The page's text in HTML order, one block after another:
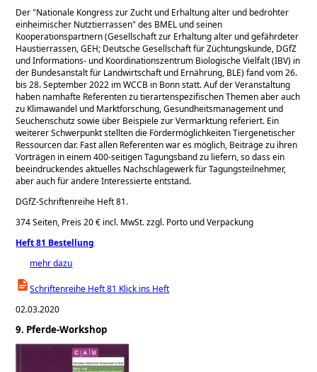
Der Nationale Kongress zur Zucht und Erhaltung alter und bedrohter
einheimischer Nutztierrassen des BMEL und seinen
Kooperationspartnern (Gesellschaft zur Erhaltung alter und gefährdeter
Haustierrassen, GEH; Deutsche Gesellschaft für Züchtungskunde, DGfZ
und Informations- und Koordinationszentrum Biologische Vielfalt (IBV) in
der Bundesanstalt für Landwirtschaft und Ernährung, BLE) fand vom 26.
bis 28. September 2022 im WCCB in Bonn statt. Auf der Veranstaltung
haben namhafte Referenten zu tierartenspezifischen Themen aber auch
zu Klimawandel und Marktforschung, Gesundheitsmanagement und
Seuchenschutz sowie über Beispiele zur Vermarktung referiert. Ein
weiterer Schwerpunkt stellten die Fördermöglichkeiten Tiergenetischer
Ressourcen dar. Fast allen Referenten war es möglich, Beiträge zu ihren
Vorträgen in einem 400-seitigen Tagungsband zu liefern, so dass ein
beeindruckendes aktuelles Nachschlagewerk für Tagungsteilnehmer,
aber auch für andere Interessierte entstand.
DGfZ-Schriftenreihe Heft 81.
374 Seiten, Preis 20 € incl. MwSt. zzgl. Porto und Verpackung
Heft 81 Bestellung
mehr dazu
Schriftenreihe Heft 81 Klick ins Heft
02.03.2020
9. Pferde-Workshop